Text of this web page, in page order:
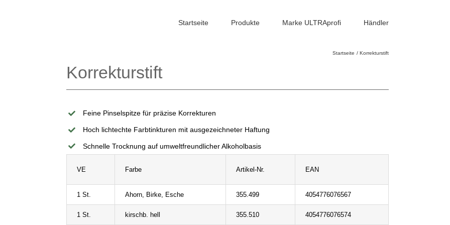
Startseite Produkte Marke ULTRAprofi Händler
Startseite Korrekturstift
Korrekturstift
Feine Pinselspitze für präzise Korrekturen
Hoch lichtechte Farbtinkturen mit ausgezeichneter Haftung
Schnelle Trocknung auf umweltfreundlicher Alkoholbasis
VE Farbe Artikel-Nr. EAN
1 St. Ahorn, Birke, Esche 355.499 4054776076567
1 St. kirschb. hell 355.510 4054776076574